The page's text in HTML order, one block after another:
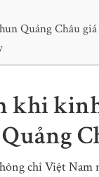
Quảng Châu
khi
chỉ Việt Nam